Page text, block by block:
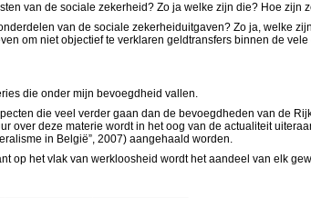
van de sociale zekerheid? Zo ja welke zijn die? Hoe zijn
van de sociale zekerheiduitgaven? Zo ja, welke
om niet objectief te verklaren geldtransfers binnen de
die onder mijn bevoegdheid vallen.
die veel verder gaan dan de bevoegdheden van de
over deze materie wordt in het oog van de actualiteit
in België”, 2007) aangehaald worden.
op het vlak van werkloosheid wordt het aandeel van elk